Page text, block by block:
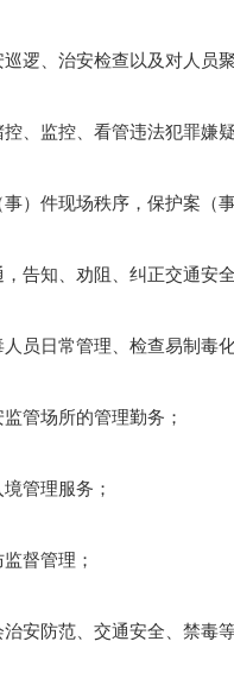
、治安检查以及对人员
监控、看管违法犯罪嫌
件现场秩序，保护案（
知、劝阻、纠正交通安
日常管理、检查易制毒
场所的管理勤务；
管理服务；
督管理；
防范、交通安全、禁毒